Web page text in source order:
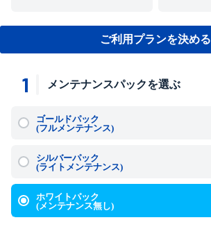
ご利用プランを決める
1 メンテナンスパックを選ぶ
ゴールドパック
(フルメンテナンス)
シルバーパック
(ライトメンテナンス)
ホワイトパック
(メンテナンス無し)